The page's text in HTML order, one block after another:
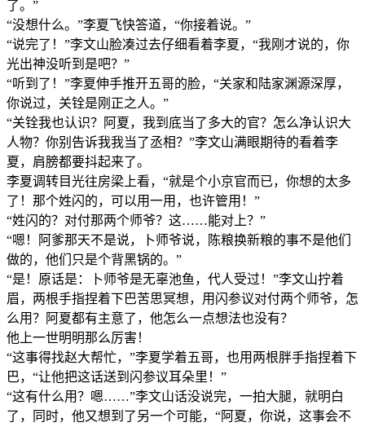
了。”
“没想什么。”李夏飞快答道，“你接着说。”
“说完了！”李文山脸凑过去仔细看着李夏，“我刚才说的，你
光出神没听到是吧？”
“听到了！”李夏伸手推开五哥的脸，“关家和陆家渊源深厚，
你说过，关铨是刚正之人。”
“关铨我也认识？阿夏，我到底当了多大的官？怎么净认识大
人物？你别告诉我我当了丞相？”李文山满眼期待的看着李
夏，肩膀都要抖起来了。
李夏调转目光往房梁上看，“就是个小京官而已，你想的太多
了！那个姓闪的，可以用一用，也许管用！”
“姓闪的？对付那两个师爷？这……能对上？”
“嗯！阿爹那天不是说，卜师爷说，陈粮换新粮的事不是他们
做的，他们只是个背黑锅的。”
“是！原话是：卜师爷是无辜池鱼，代人受过！”李文山拧着
眉，两根手指捏着下巴苦思冥想，用闪参议对付两个师爷，怎
么用？阿夏都有主意了，他怎么一点想法也没有？
他上一世明明那么厉害！
“这事得找赵大帮忙，”李夏学着五哥，也用两根胖手指捏着下
巴，“让他把这话送到闪参议耳朵里！”
“这有什么用？嗯……”李文山话没说完，一拍大腿，就明白
了，同时，他又想到了另一个可能，“阿夏，你说，这事会不